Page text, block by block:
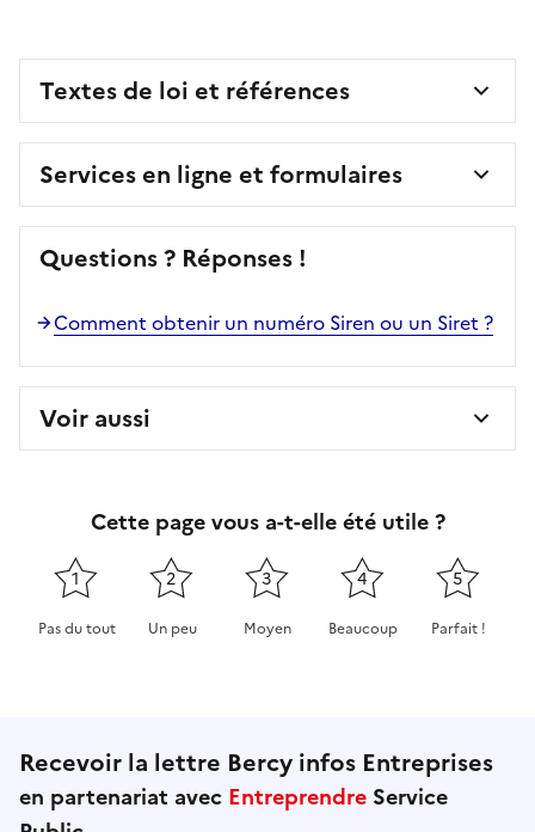
Textes de loi et références
Services en ligne et formulaires
Questions ? Réponses !
Comment obtenir un numéro Siren ou un Siret ?
Voir aussi
Cette page vous a-t-elle été utile ?
1
Pas du tout
2
Un peu
3
Moyen
4
Beaucoup
5
Parfait !
Recevoir la lettre Bercy infos Entreprises
en partenariat avec Entreprendre Service